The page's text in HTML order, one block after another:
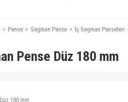
Pense Segman Pense İç Segman Penseleri
Pense Düz 180 mm